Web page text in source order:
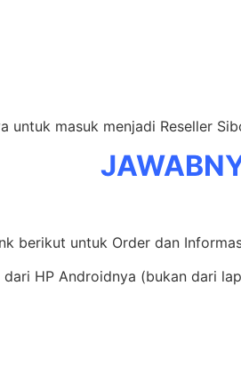
untuk masuk menjadi Reseller
berikut untuk Order dan
dari HP Androidnya (bukan dari